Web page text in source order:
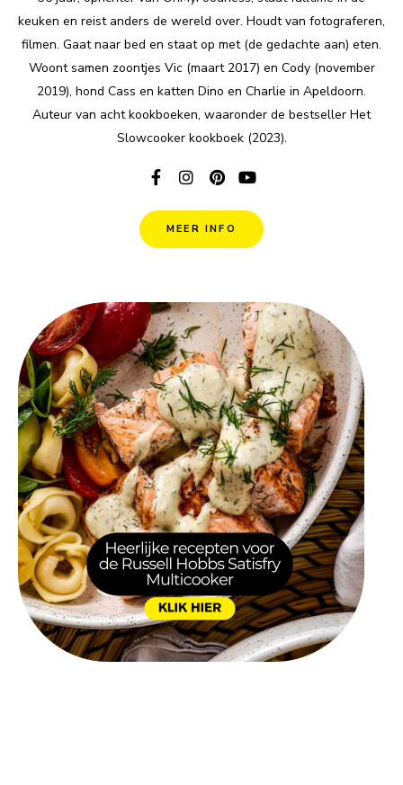
keuken en reist anders de wereld over. Houdt van fotograferen,
filmen. Gaat naar bed en staat op met (de gedachte aan) eten.
Woont samen zoontjes Vic (maart 2017) en Cody (november
2019), hond Cass en katten Dino en Charlie in Apeldoorn.
Auteur van acht kookboeken, waaronder de bestseller Het
Slowcooker kookboek (2023).
MEER INFO